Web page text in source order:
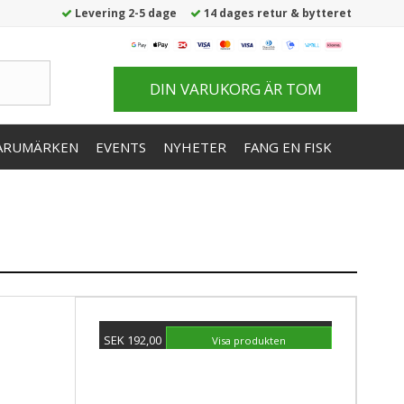
Levering 2-5 dage 14 dages retur & bytteret
DIN VARUKORG ÄR TOM
EVENTS NYHETER FANG EN FISK
SEK 192,00 Visa produkten